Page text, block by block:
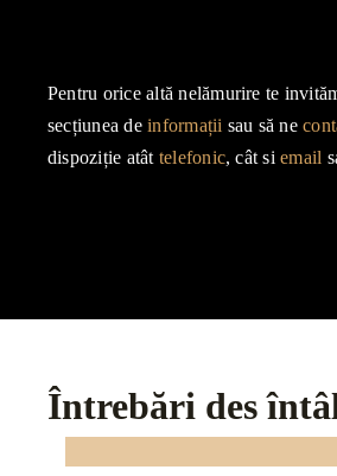
Pentru orice altă nelămurire te
secțiunea deinformații sau să ne
dispoziție atât telefonic, cât siemail
Întrebări des